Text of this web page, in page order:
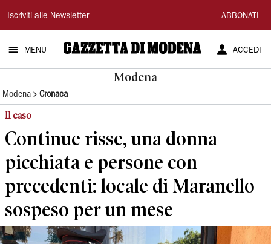
Gazzetta
di
Modena
Iscriviti alle Newsletter ABBONATI
MENU ACCEDI
Modena
Modena Cronaca
Il caso
Continue risse, una donna
picchiata e persone con
precedenti: locale di Maranello
sospeso per un mese